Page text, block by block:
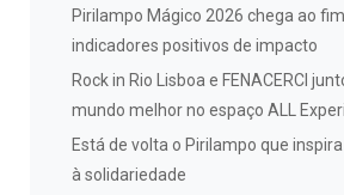
Pirilampo Mágico 2026 chega ao
indicadores positivos de impacto
Rock in Rio Lisboa e FENACERCI
mundo melhor no espaço ALL
Está de volta o Pirilampo que
à solidariedade